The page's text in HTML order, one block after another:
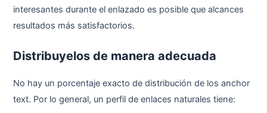
interesantes durante el enlazado es posible que alcances
resultados más satisfactorios.
Distribuyelos de manera adecuada
No hay un porcentaje exacto de distribución de los anchor
text. Por lo general, un perfil de enlaces naturales tiene: